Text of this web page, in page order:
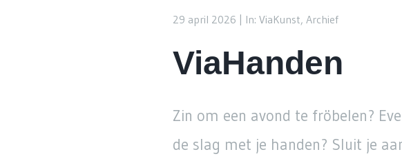
29 april 2026 | In: ViaKunst, Archief
ViaHanden
Zin om een avond te fröbelen?
de slag met je handen? Sluit je